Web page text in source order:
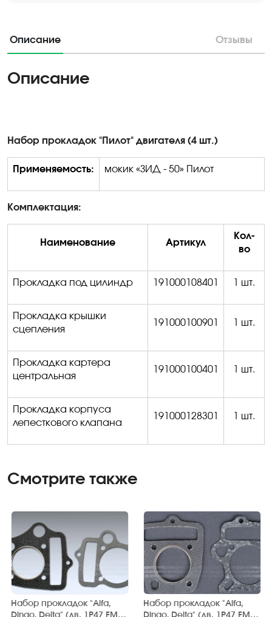
Описание Отзывы
Описание
Набор прокладок "Пилот" двигателя (4 шт.)
Применяемость: мокик «ЗИД - 50» Пилот
Комплектация:
Наименование Артикул
Кол-
во
Прокладка под цилиндр 191000108401 1 шт.
Прокладка крышки
сцепления
191000100901 1 шт.
Прокладка картера
центральная
191000100401 1 шт.
Прокладка корпуса
лепесткового клапана
191000128301 1 шт.
Смотрите также
Набор прокладок "Alfa,
Набор прокладок "Alfa,